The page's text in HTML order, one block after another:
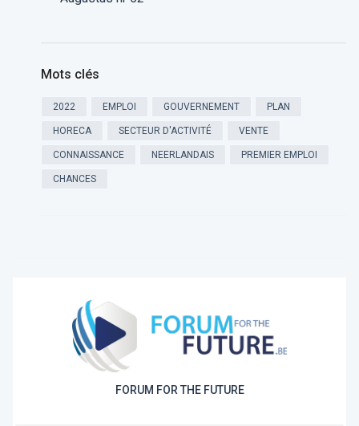
Mots clés
2022 EMPLOI GOUVERNEMENT PLAN
HORECA SECTEUR D'ACTIVITÉ VENTE
CONNAISSANCE NEERLANDAIS PREMIER EMPLOI
CHANCES
FORUM FOR THE FUTURE